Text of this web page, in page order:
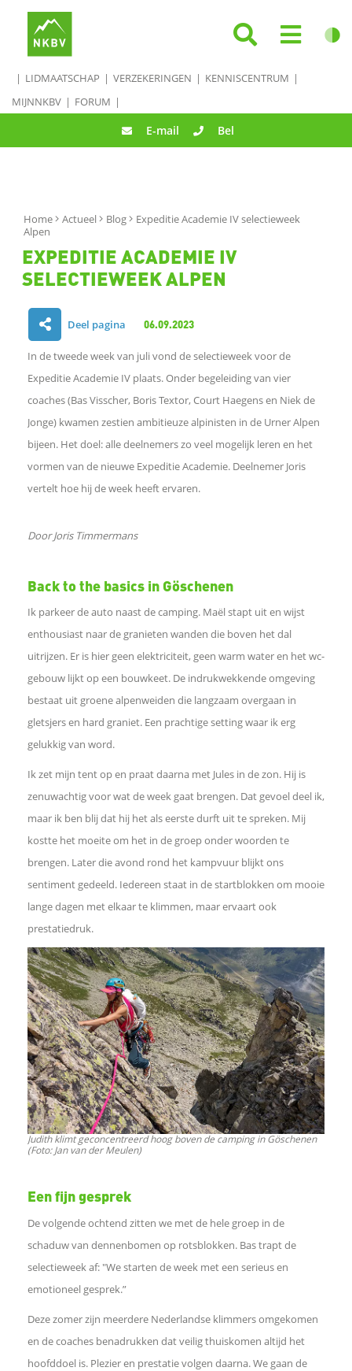
LIDMAATSCHAP VERZEKERINGEN
KENNISCENTRUM
MIJNNKBV
FORUM
E-mail Bel
Home Actueel Blog
Expeditie Academie IV selectieweek
Alpen
EXPEDITIE ACADEMIE IV
SELECTIEWEEK ALPEN
Deel pagina 06.09.2023
l
e
n
a
c
e
o
o
D
e
l
e
n
o
L
k
e
In de tweede week van juli vond de selectieweek voor de
Expeditie Academie IV plaats. Onder begeleiding van vier
coaches (Bas Visscher, Boris Textor, Court Haegens en Niek de
Jonge) kwamen zestien ambitieuze alpinisten in de Urner Alpen
bijeen. Het doel: alle deelnemers zo veel mogelijk leren en het
vormen van de nieuwe Expeditie Academie. Deelnemer Joris
vertelt hoe hij de week heeft ervaren.
Door Joris Timmermans
Back to the basics in Göschenen
Ik parkeer de auto naast de camping. Maël stapt uit en wijst
enthousiast naar de granieten wanden die boven het dal
uitrijzen. Er is hier geen elektriciteit, geen warm water en het wc-
gebouw lijkt op een bouwkeet. De indrukwekkende omgeving
bestaat uit groene alpenweiden die langzaam overgaan in
gletsjers en hard graniet. Een prachtige setting waar ik erg
gelukkig van word.
Ik zet mijn tent op en praat daarna met Jules in de zon. Hij is
zenuwachtig voor wat de week gaat brengen. Dat gevoel deel ik,
maar ik ben blij dat hij het als eerste durft uit te spreken. Mij
kostte het moeite om het in de groep onder woorden te
brengen. Later die avond rond het kampvuur blijkt ons
sentiment gedeeld. Iedereen staat in de startblokken om mooie
lange dagen met elkaar te klimmen, maar ervaart ook
prestatiedruk.
Judith klimt geconcentreerd hoog boven de camping in Göschenen
(Foto: Jan van der Meulen)
Een fijn gesprek
De volgende ochtend zitten we met de hele groep in de
schaduw van dennenbomen op rotsblokken. Bas trapt de
selectieweek af: "We starten de week met een serieus en
emotioneel gesprek.”
Deze zomer zijn meerdere Nederlandse klimmers omgekomen
en de coaches benadrukken dat veilig thuiskomen altijd het
hoofddoel is. Plezier en prestatie volgen daarna. We gaan de